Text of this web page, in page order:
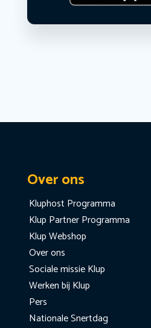
Over ons
Kluphost Programma
Klup Partner Programma
Klup Webshop
Over ons
Sociale missie Klup
Werken bij Klup
Pers
Nationale Snertdag